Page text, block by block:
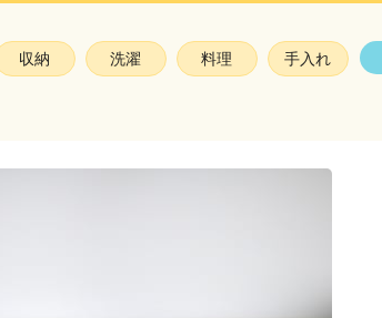
収納 洗濯 料理 手入れ